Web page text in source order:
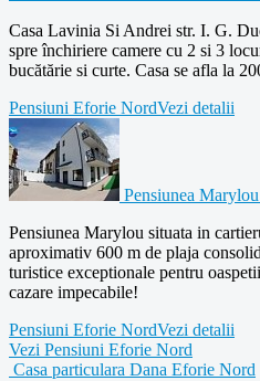
Casa Lavinia Si Andrei str. I. G.
spre închiriere camere cu 2 si 3
bucătărie si curte. Casa se afla la
Pensiuni Eforie NordVezi detalii
Pensiunea
Pensiunea Marylou situata in
aproximativ 600 m de plaja
turistice exceptionale pentru
cazare impecabile!
Pensiuni Eforie NordVezi detalii
Vezi Pensiuni Eforie Nord
Casa particulara Dana Eforie Nord